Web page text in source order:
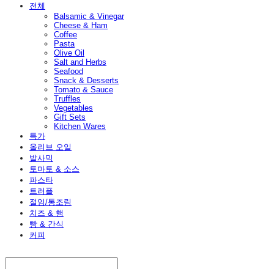
전체
Balsamic & Vinegar
Cheese & Ham
Coffee
Pasta
Olive Oil
Salt and Herbs
Seafood
Snack & Desserts
Tomato & Sauce
Truffles
Vegetables
Gift Sets
Kitchen Wares
특가
올리브 오일
발사믹
토마토 & 소스
파스타
트러플
절임/통조림
치즈 & 햄
빵 & 간식
커피